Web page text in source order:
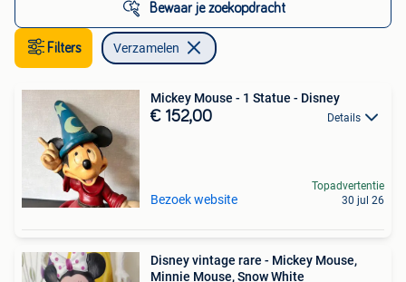
Bewaar je zoekopdracht
Filters Verzamelen
Mickey Mouse - 1 Statue - Disney
€ 152,00 Details
Bezoek website
Topadvertentie
30 jul 26
Disney vintage rare - Mickey Mouse,
Minnie Mouse, Snow White